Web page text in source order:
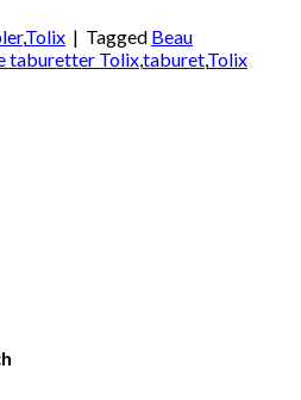
,Tolix | Tagged Beau
taburetter Tolix,taburet,Tolix